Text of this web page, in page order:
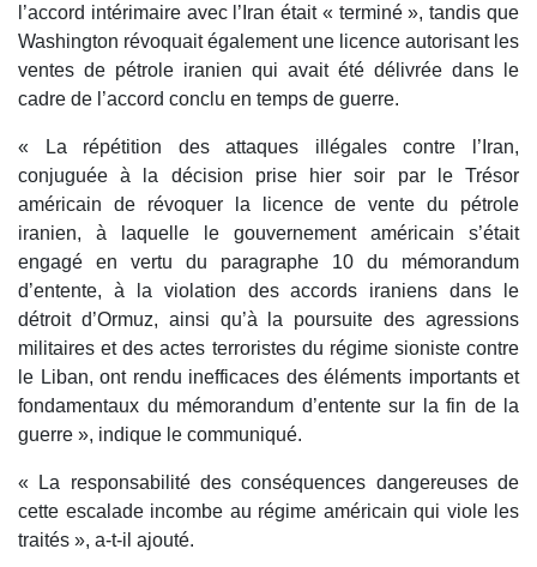
l’accord intérimaire avec l’Iran était « terminé », tandis que
Washington révoquait également une licence autorisant les
ventes de pétrole iranien qui avait été délivrée dans le
cadre de l’accord conclu en temps de guerre.
« La répétition des attaques illégales contre l’Iran,
conjuguée à la décision prise hier soir par le Trésor
américain de révoquer la licence de vente du pétrole
iranien, à laquelle le gouvernement américain s’était
engagé en vertu du paragraphe 10 du mémorandum
d’entente, à la violation des accords iraniens dans le
détroit d’Ormuz, ainsi qu’à la poursuite des agressions
militaires et des actes terroristes du régime sioniste contre
le Liban, ont rendu inefficaces des éléments importants et
fondamentaux du mémorandum d’entente sur la fin de la
guerre », indique le communiqué.
« La responsabilité des conséquences dangereuses de
cette escalade incombe au régime américain qui viole les
traités », a-t-il ajouté.